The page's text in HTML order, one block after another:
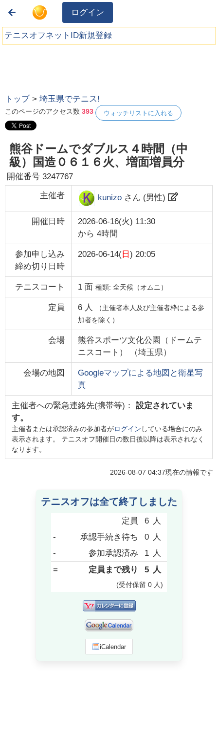
ログイン
テニスオフネットID新規登録
トップ >埼玉県でテニス!
このページのアクセス数393 ウォッチリストに入れる
熊谷ドームでダブルス４時間（中
級）国造０６１６火、増面増員分
開催番号3247767
主催者 kunizoさん (男性)
開催日時
2026-06-16(火) 11:30
から 4時間
参加申し込み
締め切り日時
2026-06-14(日 ) 20:05
テニスコート 1面 種類: 全天候（オムニ）
定員 6 人
（主催者本人及び主催者枠による参
加者を除く）
会場
熊谷スポーツ文化公園（ドームテ
ニスコート）
（埼玉県）
会場の地図
Googleマップによる地図と衛星写
真
主催者への緊急連絡先(携帯等)： 設定されていま
す。
主催者または承認済みの参加者がログイン している場合にのみ
表示されます。 テニスオフ開催日の数日後以降は表示されなく
なります。
2026-08-07 04:37現在の情報です
テニスオフは全て終了しました
定員 6 人
-
承認手続き待ち 0 人
-
参加承認済み 1 人
=
定員まで残り 5 人
(受付保留 0 人)
iCalendar